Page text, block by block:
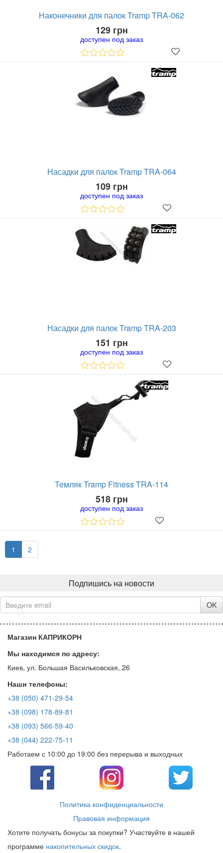
Наконечники для палок Tramp TRA-062
129 грн
доступен под заказ
Насадки для палок Tramp TRA-064
109 грн
доступен под заказ
Насадки для палок Tramp TRA-203
151 грн
доступен под заказ
Темляк Tramp Fitness TRA-114
518 грн
доступен под заказ
1 2
Подпишись на новости
OK
Магазин КАПРИКОРН
Мы находимся по адресу:
Киев, ул. Большая Васильковская, 26
Наши телефоны:
+38 (050) 471-29-54
+38 (098) 178-89-81
+38 (093) 566-59-40
+38 (044) 222-75-11
Работаем с 10:00 до 19:00 без перерыва и выходных
Политика конфиденциальности
Правовая информация
Хотите получать бонусы за покупки? Участвуйте в нашей
программе накопительных скидок.